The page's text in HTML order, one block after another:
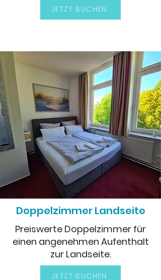
JETZT BUCHEN
Doppelzimmer Landseite
Preiswerte Doppelzimmer für
einen angenehmen Aufenthalt
zur Landseite.
JETZT BUCHEN